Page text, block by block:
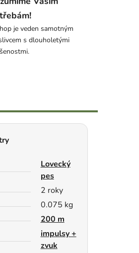
je veden samotným
s dlouholetými
Lovecký
pes
2 roky
0.075 kg
200 m
impulsy +
zvuk